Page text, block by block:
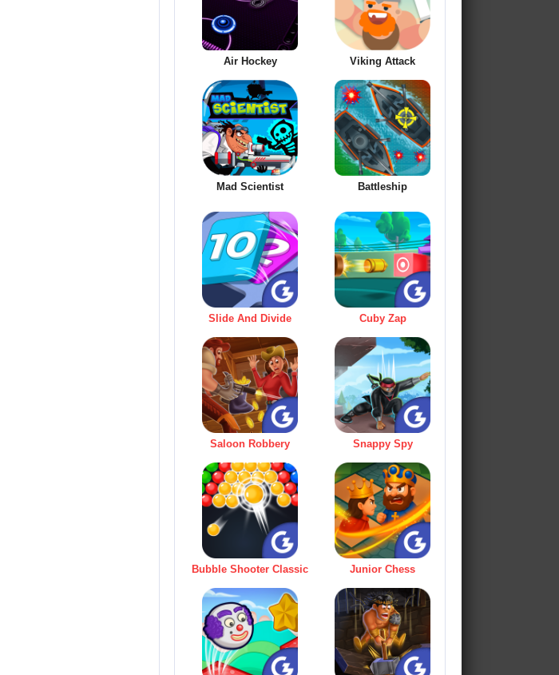
Air Hockey Viking Attack
Mad Scientist Battleship
Slide And Divide Cuby Zap
Saloon Robbery Snappy Spy
Bubble Shooter Classic Junior Chess